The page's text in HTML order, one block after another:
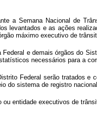
a Semana Nacional de
levantados e as ações
máximo executivo de
e demais órgãos do
necessários para a
Federal serão tratados
do sistema de registro
entidade executivos de